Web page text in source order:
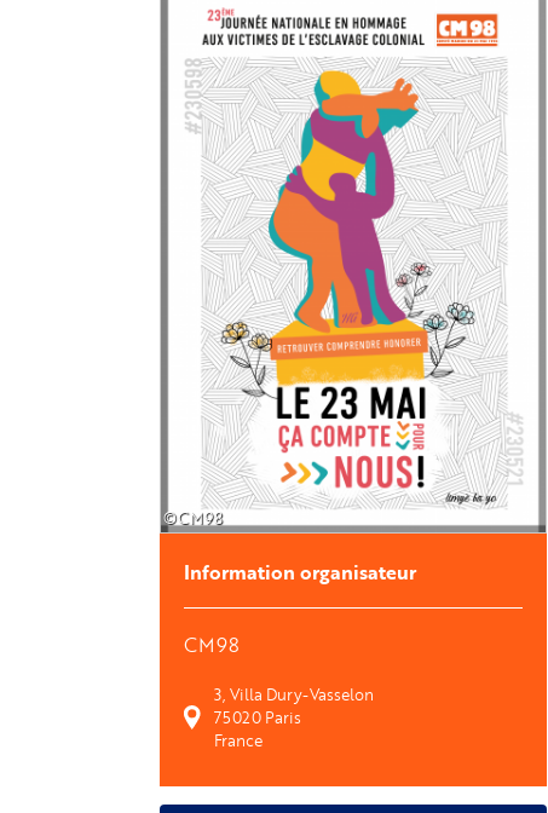
©CM98
Information organisateur
CM98
3, Villa Dury-Vasselon
75020 Paris
France